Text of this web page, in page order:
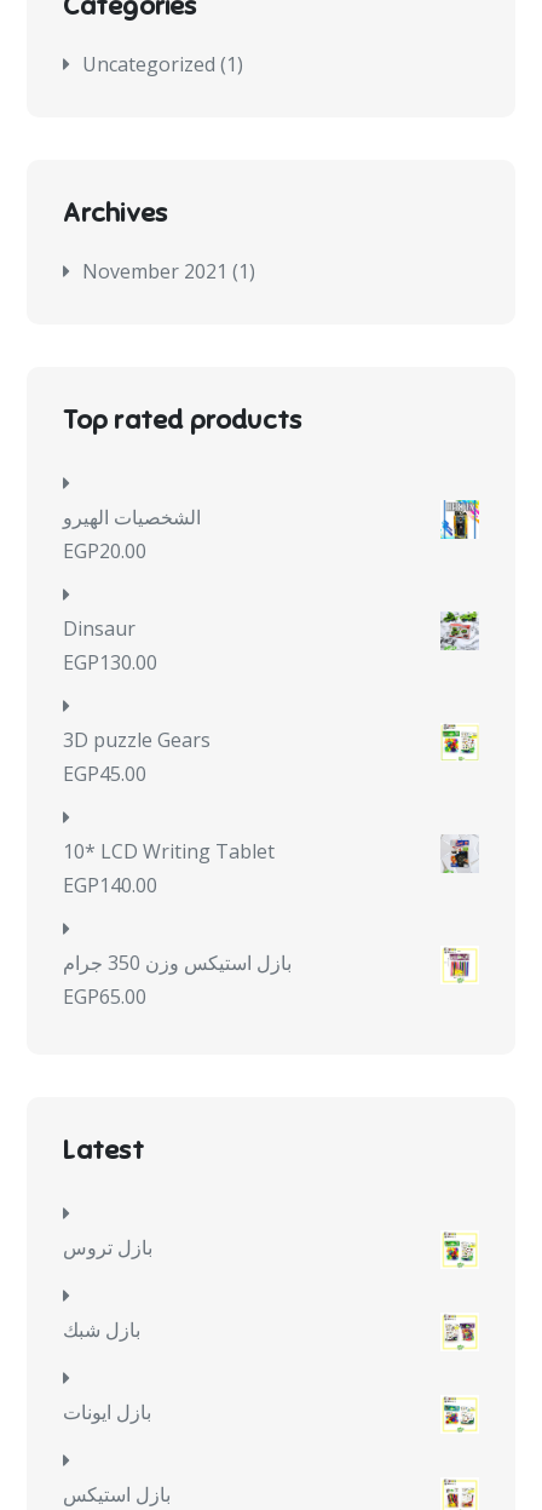
Uncategorized (1)
Archives
November 2021 (1)
Top rated products
الشخصيات الهيرو
EGP20.00
Dinsaur
EGP130.00
3D puzzle Gears
EGP45.00
10* LCD Writing Tablet
EGP140.00
بازل استيكس وزن 350 جرام
EGP65.00
Latest
بازل تروس
بازل شبك
بازل ايونات
بازل استيكس